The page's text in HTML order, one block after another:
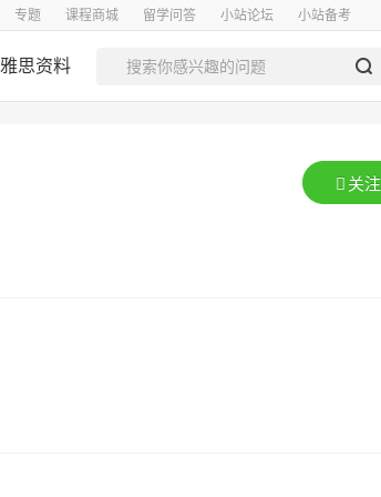
专题 课程商城 留学问答 小站论坛 小站备考
雅思资料
关注